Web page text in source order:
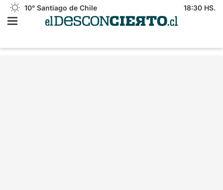
10° Santiago de Chile 18:30 HS.